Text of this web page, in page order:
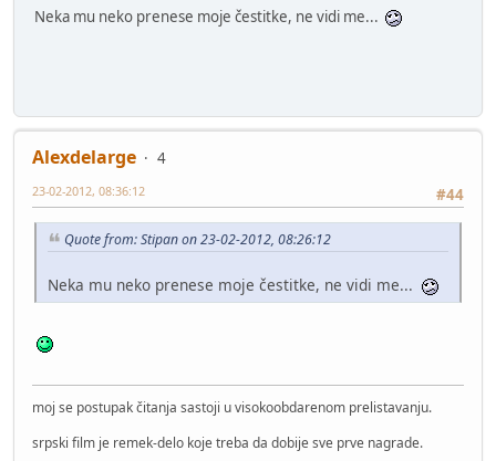
Neka mu neko prenese moje čestitke, ne vidi me...
Alexdelarge
4
#44
23-02-2012, 08:36:12
Quote from: Stipan on 23-02-2012, 08:26:12
Neka mu neko prenese moje čestitke, ne vidi me...
moj se postupak čitanja sastoji u visokoobdarenom prelistavanju.
srpski film je remek-delo koje treba da dobije sve prve nagrade.